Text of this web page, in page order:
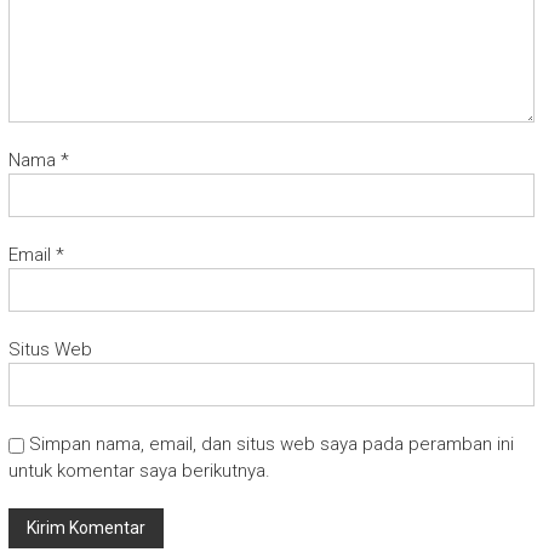
Nama *
Email *
Situs Web
Simpan nama, email, dan situs web saya pada peramban ini
untuk komentar saya berikutnya.